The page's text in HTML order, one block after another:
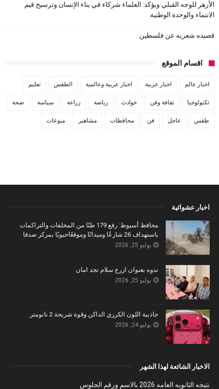
الأزهر للوجه القبلي ويؤكد: العلماء شركاء في بناء الإنسان وترسيخ قيم
الانتماء والوحدة الوطنية
قصيده شعريه عن فلسطين
اقسام الموقع
اخبار عالم اخبار عربية اخبار عربية وعالمية الطقس تعليم
تكنولوجيا ثقافة وفن حوادث رياضة زراعة سياسة صحة
طقس عاجل فن محافظات مشاهير منوعات
اخبار عشوائية
محافظ أسيوط: رفع 179 طنًا من المخلفات والتراكمات
باستهداف 26 شارعًا وميدانًا وموقعًاحيويًا بمركز صدفا
يوليو 25, 2026
ندوه بعنوان ازرع سلام تجد امان
يوليو 25, 2026
جاذبية اللون الكرزي الداكن وقوة شريحة 2 نانومتر.
يوليو 24, 2026
الاخبار الشائعة لهذا الشهر
نتيجه الثانويه العامه 2026 بالاسم ورقم الجلوس